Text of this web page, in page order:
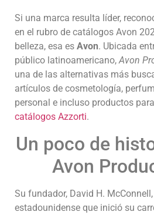
Si una marca resulta líder,
en el rubro de catálogos Avon
belleza, esa es Avon. Ubicada
público latinoamericano,Avon
una de las alternativas más
artículos de cosmetología,
personal e incluso productos
catálogos Azzorti.
Un poco de
Avon
Su fundador, David H.
estadounidense que inició su